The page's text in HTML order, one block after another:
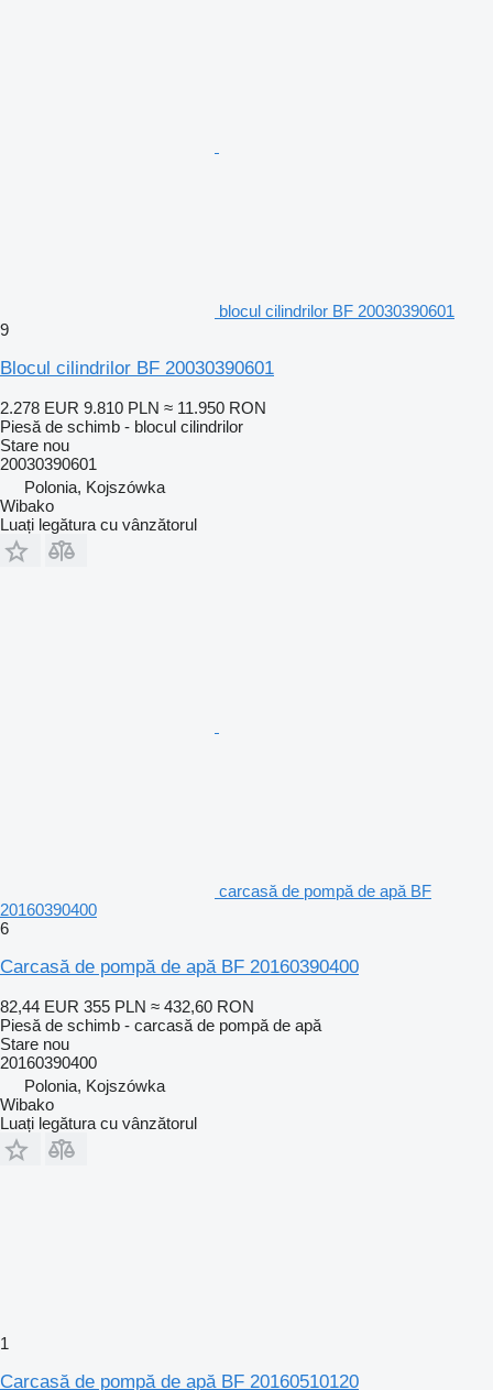
blocul cilindrilor BF 20030390601
9
Blocul cilindrilor BF 20030390601
2.278 EUR 9.810 PLN ≈ 11.950 RON
Piesă de schimb - blocul cilindrilor
Stare nou
20030390601
Polonia, Kojszówka
Wibako
Luați legătura cu vânzătorul
carcasă de pompă de apă BF
20160390400
6
Carcasă de pompă de apă BF 20160390400
82,44 EUR 355 PLN ≈ 432,60 RON
Piesă de schimb - carcasă de pompă de apă
Stare nou
20160390400
Polonia, Kojszówka
Wibako
Luați legătura cu vânzătorul
1
Carcasă de pompă de apă BF 20160510120